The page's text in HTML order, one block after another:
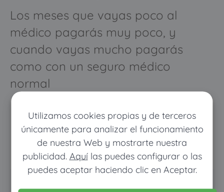
Utilizamos cookies propias y de terceros
únicamente para analizar el funcionamiento
de nuestra Web y mostrarte nuestra
publicidad. Aquílas puedes configurar o las
puedes aceptar haciendo clic en Aceptar.
Los meses que vayas poco al
médico pagarás muy poco, y
cuando vayas mucho pagarás
como con un seguro médico
normal